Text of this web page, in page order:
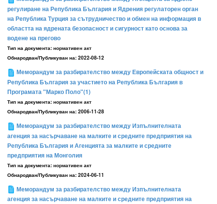
регулиране на Република България и Ядрения регулаторен орган
на Република Турция за сътрудничество и обмен на информация в
областта на ядрената безопасност и сигурност като основа за
водене на прегово
Тип на документа: нормативен акт
Обнародван/Публикуван на: 2022-08-12
Меморандум за разбирателство между Европейската общност и
Република България за участието на Република България в
Програмата "Марко Поло"(1)
Тип на документа: нормативен акт
Обнародван/Публикуван на: 2006-11-28
Меморандум за разбирателство между Изпълнителната
агенция за насърчаване на малките и средните предприятия на
Република България и Агенцията за малките и средните
предприятия на Монголия
Тип на документа: нормативен акт
Обнародван/Публикуван на: 2024-06-11
Меморандум за разбирателство между Изпълнителната
агенция за насърчаване на малките и средните предприятия на